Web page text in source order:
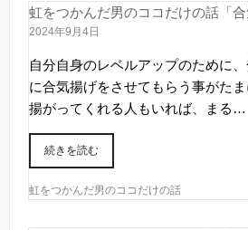
虹をつかんだ男のココだけの話「合
2024年9月4日
自分自身のレベルアップのために
に合気揚げをさせてもらう事がた
揚がってくれる人もいれば、まる…
続きを読む
虹をつかんだ男のココだけの話